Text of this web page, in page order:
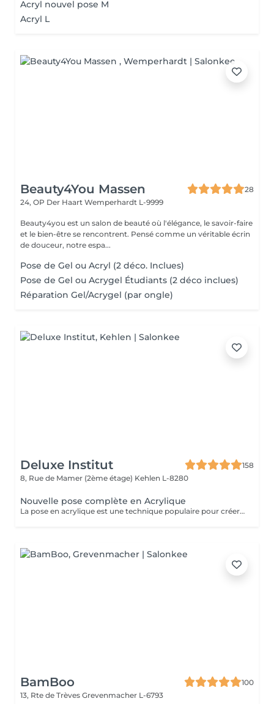
Acryl nouvel pose M
Acryl L
Beauty4You Massen
28
24, OP Der Haart Wemperhardt L-9999
Beauty4you est un salon de beauté où l'élégance, le savoir-faire
et le bien-être se rencontrent. Pensé comme un véritable écrin
de douceur, notre espa...
Pose de Gel ou Acryl (2 déco. Inclues)
Pose de Gel ou Acrygel Étudiants (2 déco inclues)
Réparation Gel/Acrygel (par ongle)
Deluxe Institut
158
8, Rue de Mamer (2ème étage) Kehlen L-8280
Nouvelle pose complète en Acrylique
La pose en acrylique est une technique populaire pour créer des ongles parfaits, durables et résistants. Elle permet de prolonger la longueur des ongles et d'obtenir une finition lisse et professionnelle. Ce soin est particulièrement recommandé pour celles qui souhaitent des ongles solides et durables. L'acrylique remplace le gel.
BamBoo
100
13, Rte de Trèves Grevenmacher L-6793